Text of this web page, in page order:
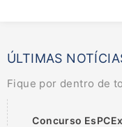
ÚLTIMAS
Fique por dentro de
Concurso